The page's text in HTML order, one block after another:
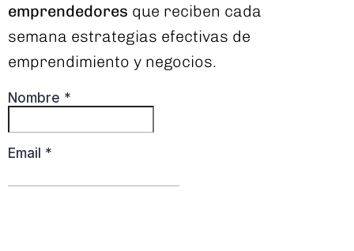
emprendedores que reciben cada
semana estrategias efectivas de
emprendimiento y negocios.